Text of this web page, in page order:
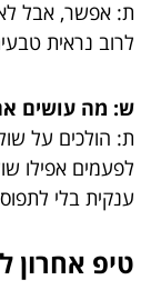
ת: אפשר, אבל
לרוב נראית
ש: מה עושים
ת: הולכים על
לפעמים אפילו
ענקית בלי
טיפ אחרון